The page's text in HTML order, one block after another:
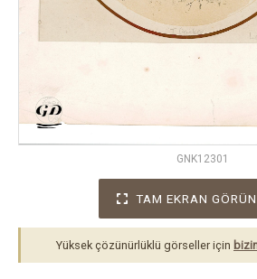
GNK12301
TAM EKRAN
Yüksek çözünürlüklü görseller için